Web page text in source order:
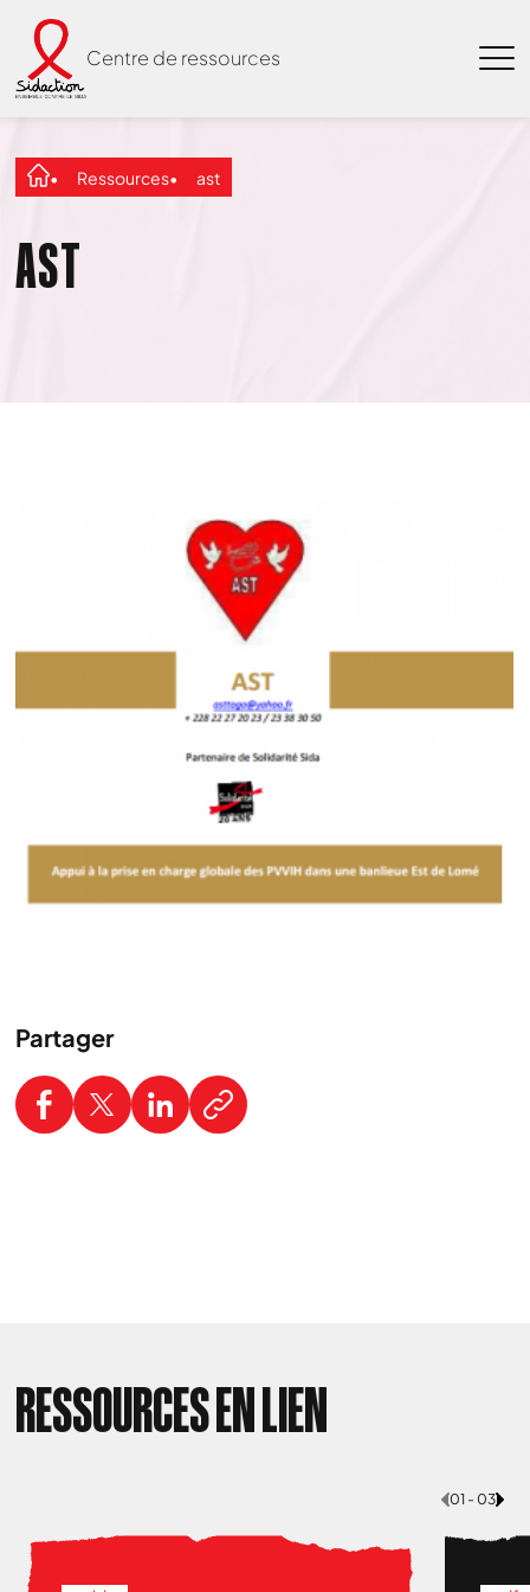
Centre de ressources
Ressources ast
AST
Partager
RESSOURCES EN LIEN
01 - 03